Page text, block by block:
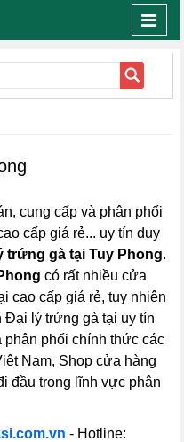
cung cấp và phân phối
cấp giá rẻ... uy tín duy
trứng gà tại Tuy Phong.
có rất nhiều cửa
cao cấp giá rẻ, tuy nhiên
lý trứng gà tại uy tín
phân phối chính thức các
Nam, Shop cửa hàng
đầu trong lĩnh vực phân
- Hotline: